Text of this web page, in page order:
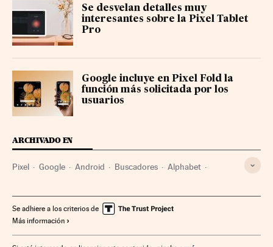
Se desvelan detalles muy
interesantes sobre la Pixel Tablet
Pro
Google incluye en Pixel Fold la
función más solicitada por los
usuarios
ARCHIVADO EN
Pixel Google Android Buscadores Alphabet
Telefonía móvil multimedia Gadgets Software
Se adhiere a los criterios de
Más información